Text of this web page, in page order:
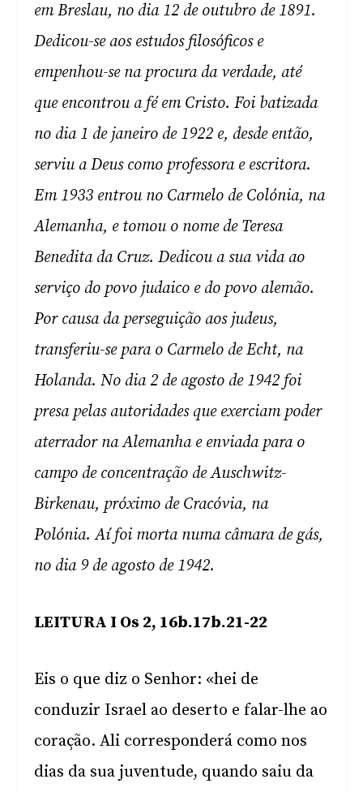
em Breslau, no dia 12 de outubro de 1891.
Dedicou-se aos estudos filosóficos e
empenhou-se na procura da verdade, até
que encontrou a fé em Cristo. Foi batizada
no dia 1 de janeiro de 1922 e, desde então,
serviu a Deus como professora e escritora.
Em 1933 entrou no Carmelo de Colónia, na
Alemanha, e tomou o nome de Teresa
Benedita da Cruz. Dedicou a sua vida ao
serviço do povo judaico e do povo alemão.
Por causa da perseguição aos judeus,
transferiu-se para o Carmelo de Echt, na
Holanda. No dia 2 de agosto de 1942 foi
presa pelas autoridades que exerciam poder
aterrador na Alemanha e enviada para o
campo de concentração de Auschwitz-
Birkenau, próximo de Cracóvia, na
Polónia. Aí foi morta numa câmara de gás,
no dia 9 de agosto de 1942.
LEITURA I Os 2, 16b.17b.21-22
Eis o que diz o Senhor: «hei de
conduzir Israel ao deserto e falar-lhe ao
coração. Ali corresponderá como nos
dias da sua juventude, quando saiu da